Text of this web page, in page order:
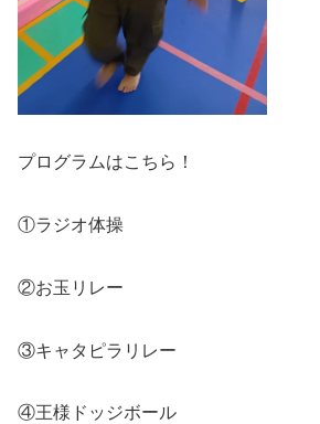
プログラムはこちら！
①ラジオ体操
②お玉リレー
③キャタピラリレー
④王様ドッジボール